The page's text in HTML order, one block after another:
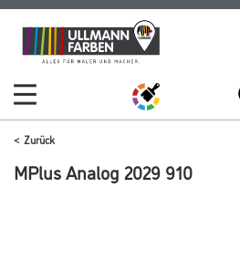
Zum
Inhalt
Zum
Navigationsmenü
Zurück
MPlus Analog 2029 910